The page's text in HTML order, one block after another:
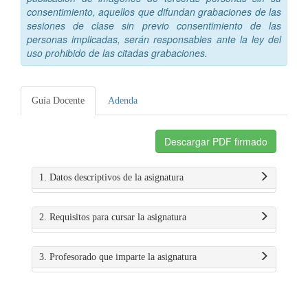
consentimiento, aquellos que difundan grabaciones de las
sesiones de clase sin previo consentimiento de las
personas implicadas, serán responsables ante la ley del
uso prohibido de las citadas grabaciones.
Guía Docente Adenda
Descargar PDF firmado
1. Datos descriptivos de la asignatura
2. Requisitos para cursar la asignatura
3. Profesorado que imparte la asignatura